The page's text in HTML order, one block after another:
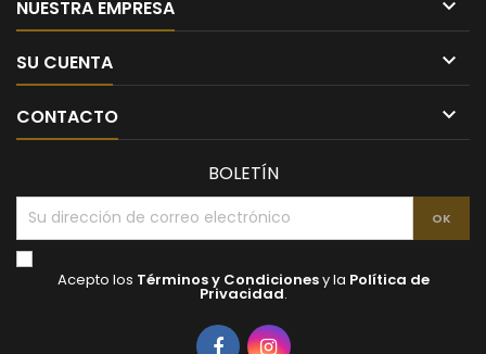
NUESTRA EMPRESA 
SU CUENTA 
CONTACTO 
BOLETÍN
Acepto los Términos y Condicionesy la Política de
Privacidad.
FacebookInstagram